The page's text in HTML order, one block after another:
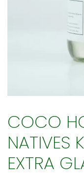
COCO
NATIVES
EXTRA